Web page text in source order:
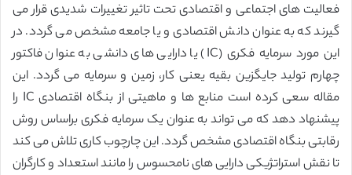
فعالیت های اجتماعی و اقتصادی تحت تاثیر تغییرات شدیدی قرار می
گیرند که به عنوان دانش اقتصادی و یا جامعه مشخص می گردد. در
این مورد سرمایه فکری (IC) یا دارایی های دانشی به عنوان فاکتور
چهارم تولید جایگزین بقیه یعنی کار، زمین و سرمایه می گردد. این
مقاله سعی کرده است منابع ها و ماهیتی از بنگاه اقتصادی IC را
پیشنهاد دهد که می تواند به عنوان یک سرمایه فکری براساس روش
رقابتی بنگاه اقتصادی مشخص گردد. این چارچوب کاری تلاش می کند
تا نقش استراتژیکی دارایی های نامحسوس را مانند استعداد و کارگران